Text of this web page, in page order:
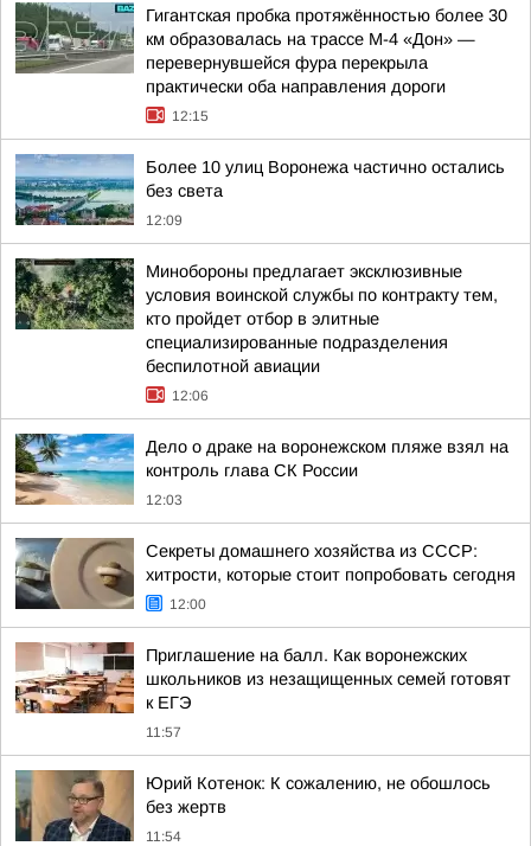
Гигантская пробка протяжённостью более 30
км образовалась на трассе М-4 «Дон» —
перевернувшейся фура перекрыла
практически оба направления дороги
12:15
Более 10 улиц Воронежа частично остались
без света
12:09
Минобороны предлагает эксклюзивные
условия воинской службы по контракту тем,
кто пройдет отбор в элитные
специализированные подразделения
беспилотной авиации
12:06
Дело о драке на воронежском пляже взял на
контроль глава СК России
12:03
Секреты домашнего хозяйства из СССР:
хитрости, которые стоит попробовать сегодня
12:00
Приглашение на балл. Как воронежских
школьников из незащищенных семей готовят
к ЕГЭ
11:57
Юрий Котенок: К сожалению, не обошлось
без жертв
11:54